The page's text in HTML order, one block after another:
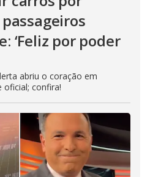
‘Feliz por poder
abriu o coração em
oficial; confira!